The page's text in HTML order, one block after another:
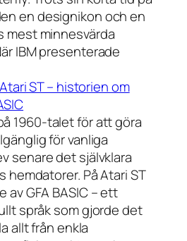
en designikon och en
mest minnesvärda
IBM presenterade
ST – historien om
1960-talet för att göra
för vanliga
senare det självklara
hemdatorer. På Atari ST
GFA BASIC – ett
språk som gjorde det
allt från enkla